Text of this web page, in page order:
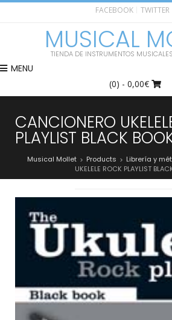
FACEBOOK TWITTER
MUSICAL
TIENDA DE INSTRUMENTOS
MENU
(0) - 0,00€
CANCIONERO
PLAYLIST BLACK
Musical Mollet > Products > Librería y
UKELELE ROCK PLAYLIST